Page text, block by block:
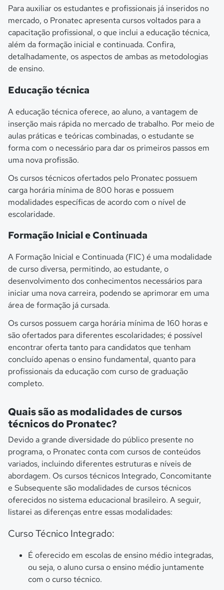
Para auxiliar os estudantes e profissionais já inseridos no
mercado, o Pronatec apresenta cursos voltados para a
capacitação profissional, o que inclui a educação técnica,
além da formação inicial e continuada. Confira,
detalhadamente, os aspectos de ambas as metodologias
de ensino.
Educação técnica
A educação técnica oferece, ao aluno, a vantagem de
inserção mais rápida no mercado de trabalho. Por meio de
aulas práticas e teóricas combinadas, o estudante se
forma com o necessário para dar os primeiros passos em
uma nova profissão.
Os cursos técnicos ofertados pelo Pronatec possuem
carga horária mínima de 800 horas e possuem
modalidades específicas de acordo com o nível de
escolaridade.
Formação Inicial e Continuada
A Formação Inicial e Continuada (FIC) é uma modalidade
de curso diversa, permitindo, ao estudante, o
desenvolvimento dos conhecimentos necessários para
iniciar uma nova carreira, podendo se aprimorar em uma
área de formação já cursada.
Os cursos possuem carga horária mínima de 160 horas e
são ofertados para diferentes escolaridades; é possível
encontrar oferta tanto para candidatos que tenham
concluído apenas o ensino fundamental, quanto para
profissionais da educação com curso de graduação
completo.
Quais são as modalidades de cursos
técnicos do Pronatec?
Devido a grande diversidade do público presente no
programa, o Pronatec conta com cursos de conteúdos
variados, incluindo diferentes estruturas e níveis de
abordagem. Os cursos técnicos Integrado, Concomitante
e Subsequente são modalidades de cursos técnicos
oferecidos no sistema educacional brasileiro. A seguir,
listarei as diferenças entre essas modalidades:
Curso Técnico Integrado:
É oferecido em escolas de ensino médio integradas,
ou seja, o aluno cursa o ensino médio juntamente
com o curso técnico.